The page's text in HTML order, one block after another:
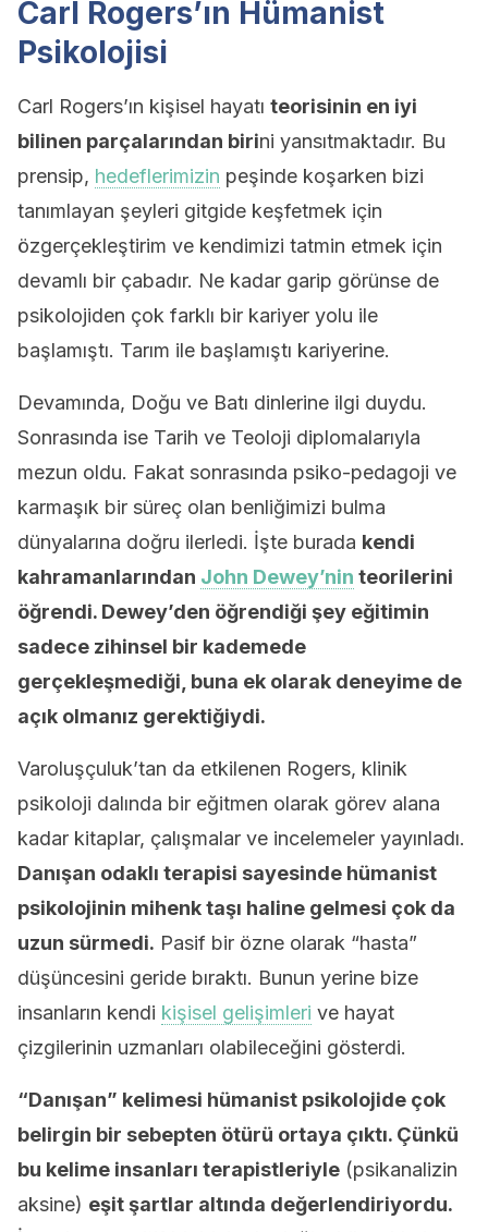
Carl Rogers’ın Hümanist
Psikolojisi
Carl Rogers’ın kişisel hayatı teorisinin en iyi
bilinen parçalarından birini yansıtmaktadır. Bu
prensip, hedeflerimizin peşinde koşarken bizi
tanımlayan şeyleri gitgide keşfetmek için
özgerçekleştirim ve kendimizi tatmin etmek için
devamlı bir çabadır. Ne kadar garip görünse de
psikolojiden çok farklı bir kariyer yolu ile
başlamıştı. Tarım ile başlamıştı kariyerine.
Devamında, Doğu ve Batı dinlerine ilgi duydu.
Sonrasında ise Tarih ve Teoloji diplomalarıyla
mezun oldu. Fakat sonrasında psiko-pedagoji ve
karmaşık bir süreç olan benliğimizi bulma
dünyalarına doğru ilerledi. İşte burada kendi
kahramanlarından John Dewey’nin teorilerini
öğrendi. Dewey’den öğrendiği şey eğitimin
sadece zihinsel bir kademede
gerçekleşmediği, buna ek olarak deneyime de
açık olmanız gerektiğiydi.
Varoluşçuluk’tan da etkilenen Rogers, klinik
psikoloji dalında bir eğitmen olarak görev alana
kadar kitaplar, çalışmalar ve incelemeler yayınladı.
Danışan odaklı terapisi sayesinde hümanist
psikolojinin mihenk taşı haline gelmesi çok da
uzun sürmedi. Pasif bir özne olarak “hasta”
düşüncesini geride bıraktı. Bunun yerine bize
insanların kendi kişisel gelişimleri ve hayat
çizgilerinin uzmanları olabileceğini gösterdi.
“Danışan” kelimesi hümanist psikolojide çok
belirgin bir sebepten ötürü ortaya çıktı. Çünkü
bu kelime insanları terapistleriyle (psikanalizin
aksine) eşit şartlar altında değerlendiriyordu.